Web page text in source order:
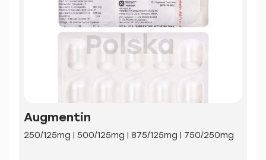
Augmentin
250/125mg | 500/125mg | 875/125mg | 750/250mg